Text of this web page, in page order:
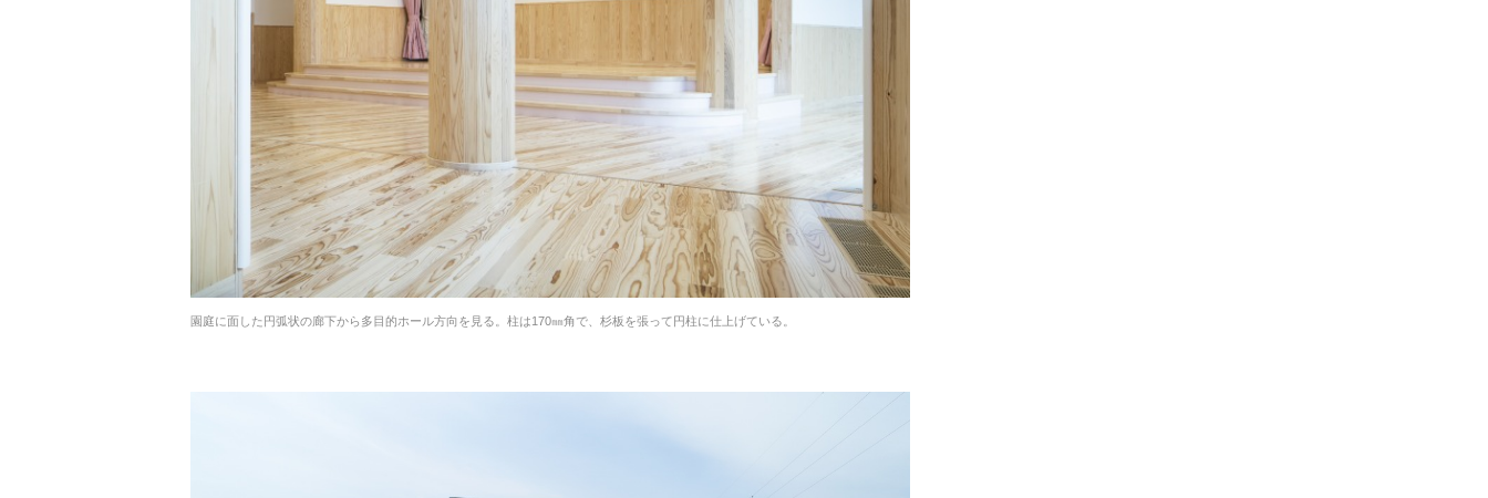
園庭に面した円弧状の廊下から多目的ホール方向を見る。柱は170㎜角で、杉板を張って円柱に仕上げている。